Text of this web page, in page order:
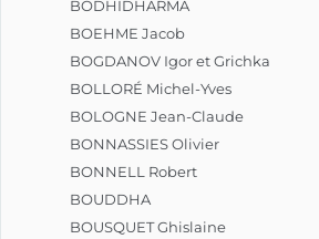
BODHIDHARMA
BOEHME Jacob
BOGDANOV Igor et Grichka
BOLLORÉ Michel-Yves
BOLOGNE Jean-Claude
BONNASSIES Olivier
BONNELL Robert
BOUDDHA
BOUSQUET Ghislaine